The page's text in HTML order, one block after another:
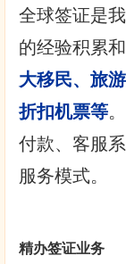
全球签证是
的经验积累
大移民、旅
折扣机票等
付款、客服
服务模式。
精办签证业务